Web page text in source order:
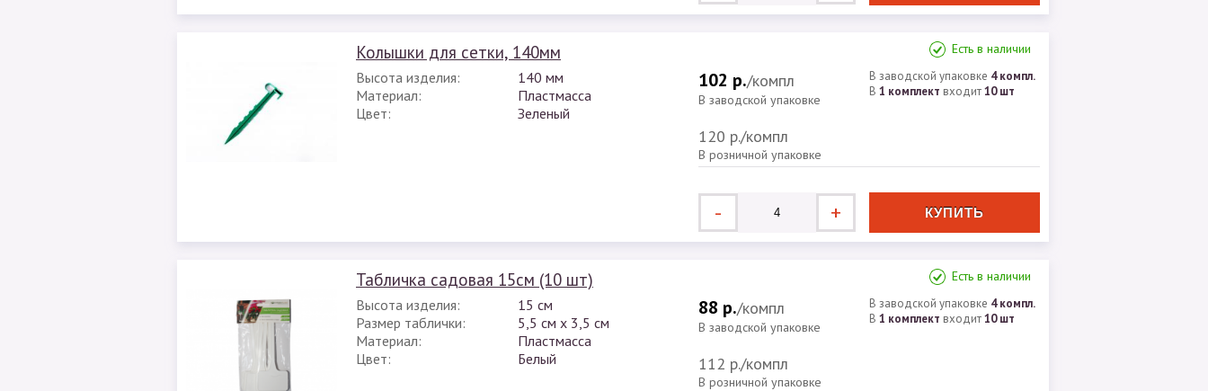
Колышки для сетки, 140мм Есть в наличии
Высота изделия:
140 мм
Материал:
Пластмасса
Цвет:
Зеленый
102 р./компл
В заводской упаковке
120 р./компл
В розничной упаковке
В заводской упаковке 4 компл.
В 1 комплект входит10 шт
- +
Табличка садовая 15см (10 шт) Есть в наличии
Высота изделия:
15 см
Размер таблички:
5,5 см х 3,5 см
Материал:
Пластмасса
Цвет:
Белый
88 р./компл
В заводской упаковке
112 р./компл
В розничной упаковке
В заводской упаковке 4 компл.
В 1 комплект входит10 шт